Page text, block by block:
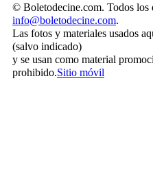
© Boletodecine.com. Todos los
info@boletodecine.com.
Las fotos y materiales usados
(salvo indicado)
y se usan como material
prohibido.Sitio móvil